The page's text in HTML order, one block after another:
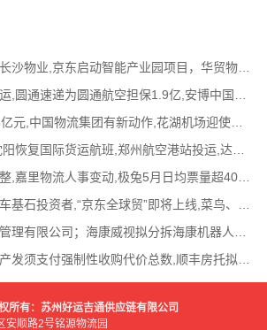
顺丰房托已完成收购长沙物业,京东启动智能产业园项目，华贸物流签署约2亿元专线产品运营合
京东物流增持跨越速运,圆通速递为圆通航空担保1.9亿,安博中国牵手启橙中国,中通云仓发布6
刘强东从京东套现18亿元,中国物流集团有新动作,花湖机场迎使用许可审查,丰巢自营洗衣在全国
京东京喜收缩业务,沈阳恢复国际货运航班,郑州航空港站投运,达达快送发布618战报,顺丰发布最
盒马区域业务裁员调整,嘉里物流人事变动,极兔5月日均票量超4000万,菜鸟开通中美特惠海运专线
奇瑞与广发成快狗打车基石投资者,“京东全球贸”即将上线,菜鸟、普洛斯公布减碳举措,中国
快手成立快送供应链管理有限公司；海康威视拟分拆海康机器人至创业板上市；传化智联6.93亿
中国物流资产：京东产发须支付强制性收购代价总数,顺丰房托拟收购长沙物业,京东、普洛斯等
所有：苏州好运吉通供应链有限公司
安顺路2号铭源物流园